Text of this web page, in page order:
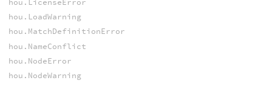
hou.LicenseError
hou.LoadWarning
hou.MatchDefinitionError
hou.NameConflict
hou.NodeError
hou.NodeWarning